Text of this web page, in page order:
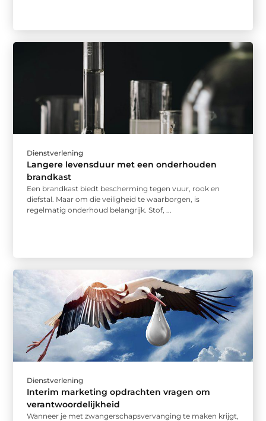
Dienstverlening
Langere levensduur met een onderhouden
brandkast
Een brandkast biedt bescherming tegen vuur, rook en
diefstal. Maar om die veiligheid te waarborgen, is
regelmatig onderhoud belangrijk. Stof, ...
Dienstverlening
Interim marketing opdrachten vragen om
verantwoordelijkheid
Wanneer je met zwangerschapsvervanging te maken krijgt,